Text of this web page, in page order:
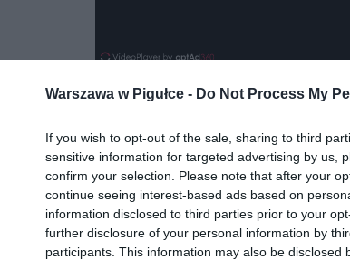
Warszawa w Pigułce - Do Not Process My
If you wish to opt-out of the sale, sharing to third
sensitive information for targeted advertising by us,
confirm your selection. Please note that after your
continue seeing interest-based ads based on
information disclosed to third parties prior to your
further disclosure of your personal information by
participants. This information may also be disclosed
Dodaj nas do preferowanych źródeł w